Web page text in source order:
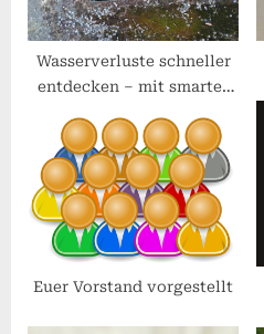
t
:
Wasserverluste schneller
entdecken – mit smarter
Euer Vorstand vorgestellt